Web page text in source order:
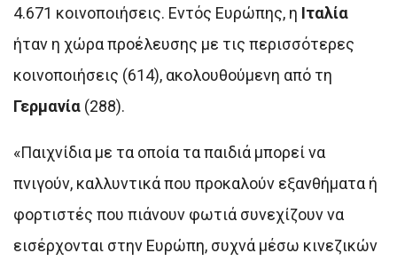
4.671 κοινοποιήσεις. Εντός Ευρώπης, η Ιταλία
ήταν η χώρα προέλευσης με τις περισσότερες
κοινοποιήσεις (614), ακολουθούμενη από τη
Γερμανία (288).
«Παιχνίδια με τα οποία τα παιδιά μπορεί να
πνιγούν, καλλυντικά που προκαλούν εξανθήματα ή
φορτιστές που πιάνουν φωτιά συνεχίζουν να
εισέρχονται στην Ευρώπη, συχνά μέσω κινεζικών